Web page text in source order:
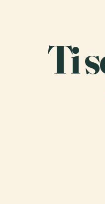
Ti